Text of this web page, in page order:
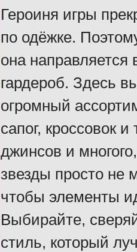
Героиня игры
по одёжке.
она
гардероб. Здесь
огромный
сапог, кроссовок
джинсов и
звезды просто не
чтобы элементы
Выбирайте,
стиль, который